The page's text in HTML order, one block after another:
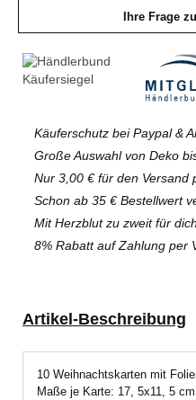
Ihre Frage
Käuferschutz bei Paypal &
Große Auswahl von Deko
Nur 3,00 € für den Versand
Schon ab 35 € Bestellwert
Mit Herzblut zu zweit für
8% Rabatt auf Zahlung per
Artikel-Beschreibung
10 Weihnachtskarten mit
Maße je Karte: 17, 5x11, 5